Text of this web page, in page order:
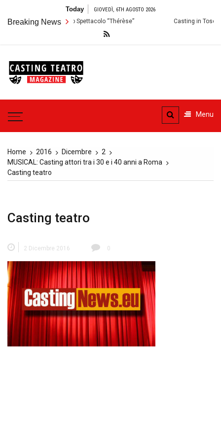
content
Today GIOVEDÌ, 6TH AGOSTO 2026
Breaking News
Audizioni per lo Spettacolo “Thérèse” Casting in Toscana:
teatrali
Menu
Home 2016 Dicembre
2
MUSICAL: Casting attori tra i 30 e i 40 anni a Roma
Casting teatro
Casting teatro
2 Dicembre 2016 0